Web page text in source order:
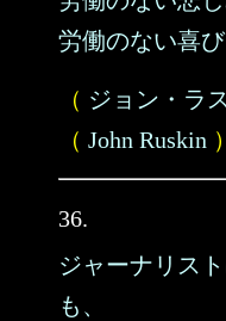
労働のない喜び
（ ジョン・ラ
（ John Ruskin ）
36.
ジャーナリス
も、